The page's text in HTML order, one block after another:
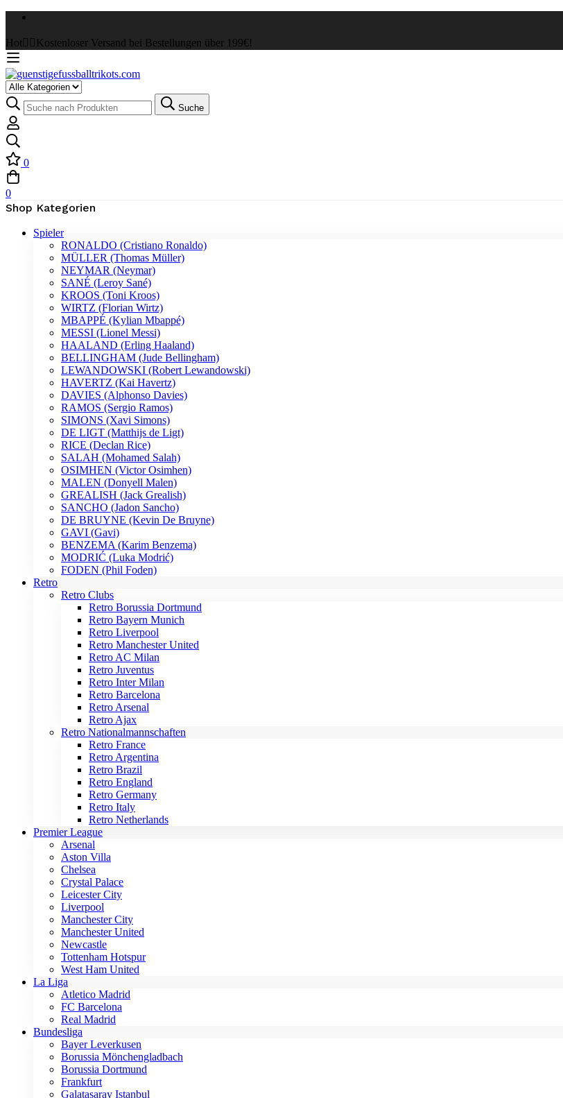
Hot ✌🏼Kostenloser Versand bei Bestellungen über 199€!
Select
a
Category
Suche
nach:
Suche
0
0
Shop Kategorien
Spieler
RONALDO (Cristiano Ronaldo)
MÜLLER (Thomas Müller)
NEYMAR (Neymar)
SANÉ (Leroy Sané)
KROOS (Toni Kroos)
WIRTZ (Florian Wirtz)
MBAPPÉ (Kylian Mbappé)
MESSI (Lionel Messi)
HAALAND (Erling Haaland)
BELLINGHAM (Jude Bellingham)
LEWANDOWSKI (Robert Lewandowski)
HAVERTZ (Kai Havertz)
DAVIES (Alphonso Davies)
RAMOS (Sergio Ramos)
SIMONS (Xavi Simons)
DE LIGT (Matthijs de Ligt)
RICE (Declan Rice)
SALAH (Mohamed Salah)
OSIMHEN (Victor Osimhen)
MALEN (Donyell Malen)
GREALISH (Jack Grealish)
SANCHO (Jadon Sancho)
DE BRUYNE (Kevin De Bruyne)
GAVI (Gavi)
BENZEMA (Karim Benzema)
MODRIĆ (Luka Modrić)
FODEN (Phil Foden)
Retro
Retro Clubs
Retro Borussia Dortmund
Retro Bayern Munich
Retro Liverpool
Retro Manchester United
Retro AC Milan
Retro Juventus
Retro Inter Milan
Retro Barcelona
Retro Arsenal
Retro Ajax
Retro Nationalmannschaften
Retro France
Retro Argentina
Retro Brazil
Retro England
Retro Germany
Retro Italy
Retro Netherlands
Premier League
Arsenal
Aston Villa
Chelsea
Crystal Palace
Leicester City
Liverpool
Manchester City
Manchester United
Newcastle
Tottenham Hotspur
West Ham United
La Liga
Atletico Madrid
FC Barcelona
Real Madrid
Bundesliga
Bayer Leverkusen
Borussia Mönchengladbach
Borussia Dortmund
Frankfurt
Galatasaray Istanbul